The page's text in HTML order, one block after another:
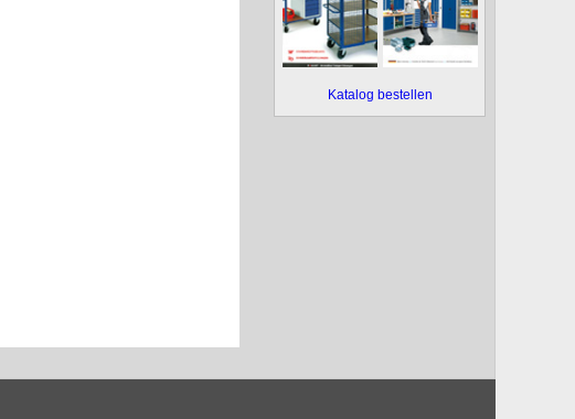
Katalog bestellen